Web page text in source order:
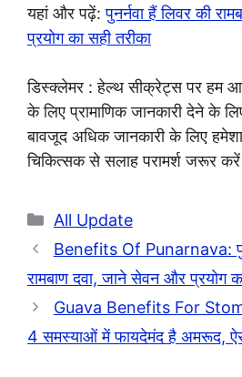
यहां और पढ़ें:पुनर्नवा हैं लिवर की
प्रयोग का सही तरीका
डिस्क्लेमर : हेल्थ सीक्रेट्स पर हम
के लिए प्रामाणिक जानकारी देने के
बावजूद अधिक जानकारी के लिए
चिकित्सक से सलाह परामर्श जरूर
Categories
All Update
Benefits Of Punarnava:
रामबाण दवा, जाने सेवन और प्रयोग
Guava Benefits For
4 समस्याओं में फायदेमंद है अमरूद,